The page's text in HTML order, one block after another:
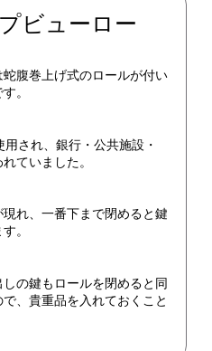
ビューロー
腹巻上げ式のロールが付い
。
され、銀行・公共施設・
ていました。
れ、一番下まで閉めると鍵
。
の鍵もロールを閉めると同
、貴重品を入れておくこと